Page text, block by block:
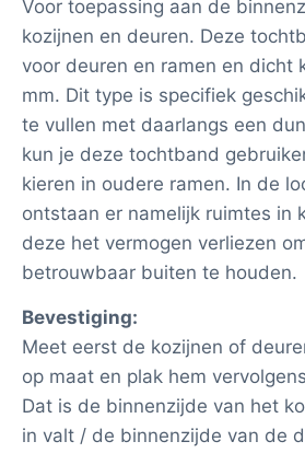
Voor toepassing aan de
kozijnen en deuren. Deze
voor deuren en ramen en dicht
mm. Dit type is specifiek
te vullen met daarlangs een
kun je deze tochtband
kieren in oudere ramen. In de
ontstaan er namelijk ruimtes in
deze het vermogen verliezen
betrouwbaar buiten te houden.
Bevestiging:
Meet eerst de kozijnen of
op maat en plak hem
Dat is de binnenzijde van het
in valt / de binnenzijde van de